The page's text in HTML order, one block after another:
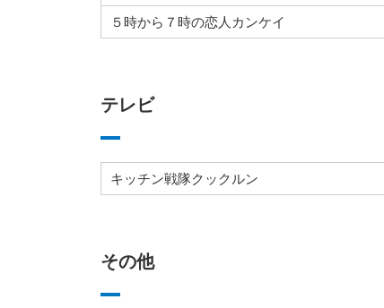
５時から７時の恋人カンケイ
テレビ
キッチン戦隊クックルン
その他